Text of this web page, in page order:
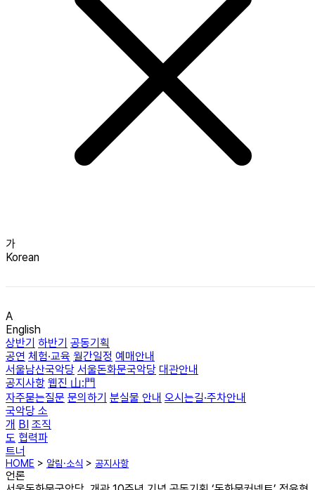
가
Korean
A
English
상반기 하반기 공동기획
공연 체험·교육 월간일정 예매안내
서울남산국악당 서울돈화문국악당 대관안내
공지사항 웹진 山:門
자주묻는질문 문의하기 분실물 안내 오시는길·주차안내
국악당 소
개 BI 조직
도 협력파
트너
HOME > 알림·소식 > 공지사항
언론